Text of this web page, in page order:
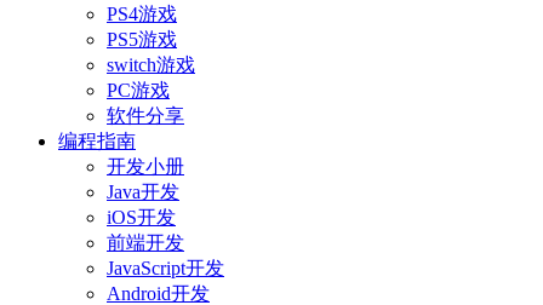
PS4游戏
PS5游戏
switch游戏
PC游戏
软件分享
编程指南
开发小册
Java开发
iOS开发
前端开发
JavaScript开发
Android开发